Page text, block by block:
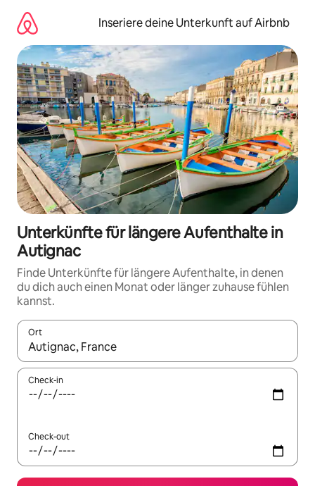
Inhalten
springen
Inseriere deine Unterkunft auf Airbnb
Unterkünfte für längere Aufenthalte in
Autignac
Finde Unterkünfte für längere Aufenthalte, in denen
du dich auch einen Monat oder länger zuhause fühlen
kannst.
Ort
Wenn Ergebnisse verfügbar sind, navigiere mit den
Check-in
Check-out